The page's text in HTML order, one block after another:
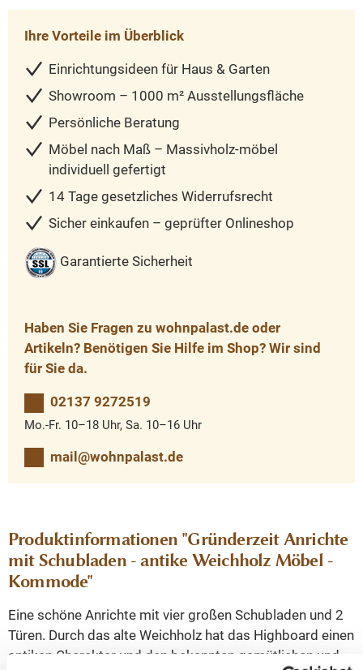
Ihre Vorteile im Überblick
Einrichtungsideen für Haus & Garten
Showroom – 1000 m² Ausstellungsfläche
Persönliche Beratung
Möbel nach Maß – Massivholz-möbel
individuell gefertigt
14 Tage gesetzliches Widerrufsrecht
Sicher einkaufen – geprüfter Onlineshop
Garantierte Sicherheit
Haben Sie Fragen zu wohnpalast.de oder
Artikeln? Benötigen Sie Hilfe im Shop? Wir sind
für Sie da.
02137 9272519
Mo.-Fr. 10–18 Uhr, Sa. 10–16 Uhr
mail@wohnpalast.de
Produktinformationen "Gründerzeit Anrichte
mit Schubladen - antike Weichholz Möbel -
Kommode"
Eine schöne Anrichte mit vier großen Schubladen und 2
Türen. Durch das alte Weichholz hat das Highboard einen
antiken Charakter und den bekannten gemütlichen und